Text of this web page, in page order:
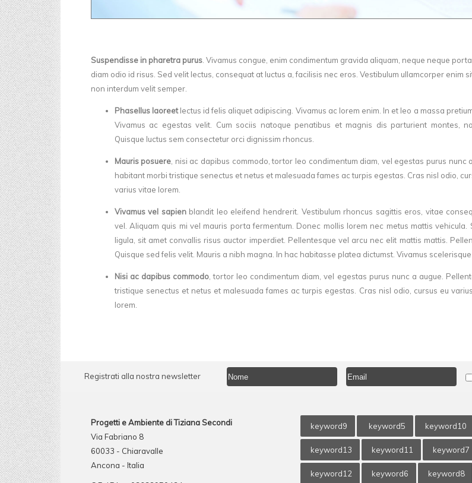
Suspendisse in pharetra purus. Vivamus congue, enim condimentum gravida aliquam, neque neque
diam odio id risus. Sed velit lectus, consequat at luctus a, facilisis nec eros. Vestibulum ullamcorper enim
non interdum velit semper.
Phasellus laoreetlectus id felis aliquet adipiscing. Vivamus ac lorem enim. In et leo a massa
Vivamus ac egestas velit. Cum sociis natoque penatibus et magnis dis parturient montes,
Quisque luctus sem consectetur orci dignissim rhoncus.
Mauris posuere, nisi ac dapibus commodo, tortor leo condimentum diam, vel egestas purus nunc
habitant morbi tristique senectus et netus et malesuada fames ac turpis egestas. Cras nisl odio,
varius vitae lorem.
Vivamus vel sapienblandit leo eleifend hendrerit. Vestibulum rhoncus sagittis eros, vitae
vel. Aliquam quis mi vel mauris porta fermentum. Donec mollis lorem nec metus mattis vehicula.
ligula, sit amet convallis risus auctor imperdiet. Pellentesque vel arcu nec elit mattis mattis.
Quisque sed felis velit. Mauris a nibh magna. In hac habitasse platea dictumst. Vivamus
Nisi ac dapibus commodo, tortor leo condimentum diam, vel egestas purus nunc a augue.
tristique senectus et netus et malesuada fames ac turpis egestas. Cras nisl odio, cursus eu
lorem.
Registrati alla nostra newsletter
Progetti e Ambiente di Tiziana Secondi
Via Fabriano 8
60033 - Chiaravalle
Ancona - Italia
keyword9 keyword5 keyword10
keyword13 keyword11 keyword7
keyword12 keyword6 keyword8